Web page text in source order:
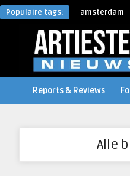
Populaire tags: amsterdam
Reports & Reviews
Alle